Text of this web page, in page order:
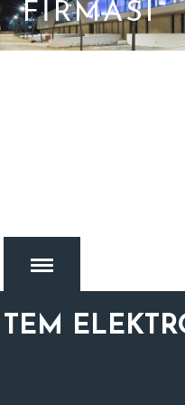
FIRMASI
TEM
MENU